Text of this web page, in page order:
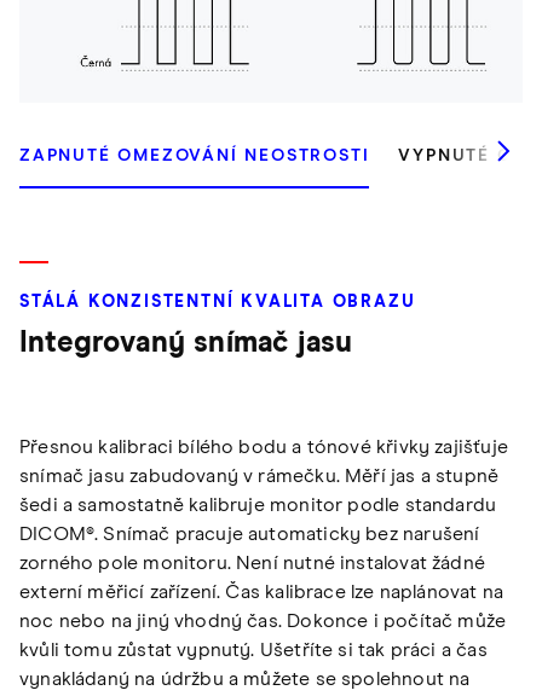
ZAPNUTÉ OMEZOVÁNÍ NEOSTROSTI VYPNUTÉ
STÁLÁ KONZISTENTNÍ KVALITA OBRAZU
Integrovaný snímač jasu
Přesnou kalibraci bílého bodu a tónové křivky zajišťuje
snímač jasu zabudovaný v rámečku. Měří jas a stupně
šedi a samostatně kalibruje monitor podle standardu
DICOM®. Snímač pracuje automaticky bez narušení
zorného pole monitoru. Není nutné instalovat žádné
externí měřicí zařízení. Čas kalibrace lze naplánovat na
noc nebo na jiný vhodný čas. Dokonce i počítač může
kvůli tomu zůstat vypnutý. Ušetříte si tak práci a čas
vynakládaný na údržbu a můžete se spolehnout na